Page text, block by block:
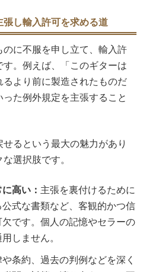
し輸入許可を求める道
に不服を申し立て、輸入許
。例えば、「このギターは
より前に製造されたものだ
った例外規定を主張すること
るという最大の魅力があり
選択肢です。
高い： 主張を裏付けるために
式な書類など、客観的かつ信
です。個人の記憶やセラーの
しません。
条約、過去の判例などを深く